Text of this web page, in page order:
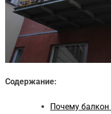
Содержание:
Почему балкон